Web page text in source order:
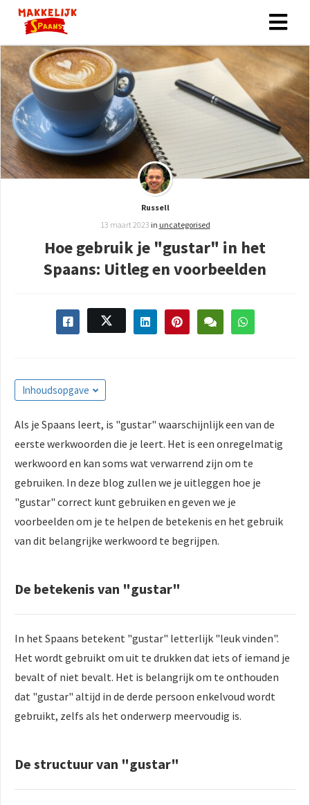
Russell
13 maart 2023 in uncategorised
Hoe gebruik je "gustar" in het
Spaans: Uitleg en voorbeelden
Inhoudsopgave
Als je Spaans leert, is "gustar" waarschijnlijk een van de
eerste werkwoorden die je leert. Het is een onregelmatig
werkwoord en kan soms wat verwarrend zijn om te
gebruiken. In deze blog zullen we je uitleggen hoe je
"gustar" correct kunt gebruiken en geven we je
voorbeelden om je te helpen de betekenis en het gebruik
van dit belangrijke werkwoord te begrijpen.
De betekenis van "gustar"
In het Spaans betekent "gustar" letterlijk "leuk vinden".
Het wordt gebruikt om uit te drukken dat iets of iemand je
bevalt of niet bevalt. Het is belangrijk om te onthouden
dat "gustar" altijd in de derde persoon enkelvoud wordt
gebruikt, zelfs als het onderwerp meervoudig is.
De structuur van "gustar"